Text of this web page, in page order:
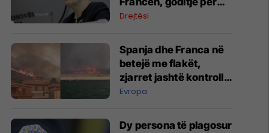
krimin e organizuar
Drejtësi
Spanja dhe Franca në
betejë me flakët,
zjarret jashtë kontrollit
- pamje
Evropa
Dy persona të plagosur